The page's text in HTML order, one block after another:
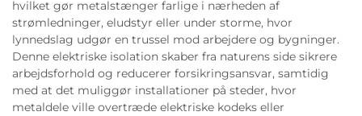
hvilket gør metalstænger farlige i nærheden af
strømledninger, eludstyr eller under storme, hvor
lynnedslag udgør en trussel mod arbejdere og bygninger.
Denne elektriske isolation skaber fra naturens side sikrere
arbejdsforhold og reducerer forsikringsansvar, samtidig
med at det muliggør installationer på steder, hvor
metaldele ville overtræde elektriske kodeks eller